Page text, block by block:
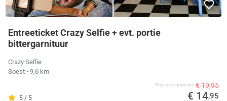
Entreeticket Crazy Selfie + evt. portie
bittergarnituur
Crazy Selfie
Soest • 9,6 km
5 / 5
Prijs van aanbieder € 19,95
€ 14,95